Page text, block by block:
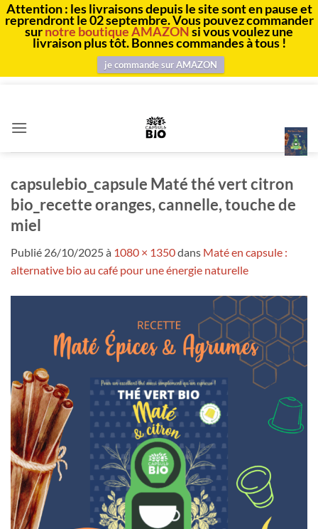
Attention : les livraisons depuis le site sont en pause et
reprendront le 02 septembre. Vous pouvez commander
surnotre boutique AMAZONsi vous voulez une
livraison plus tôt. Bonnes commandes à tous !
je commande sur AMAZON
contenu
capsulebio_capsule Maté thé vert citron
bio_recette oranges, cannelle, touche de
miel
Publié 26/10/2025à 1080 × 1350dans Maté en capsule :
alternative bio au café pour une énergie naturelle